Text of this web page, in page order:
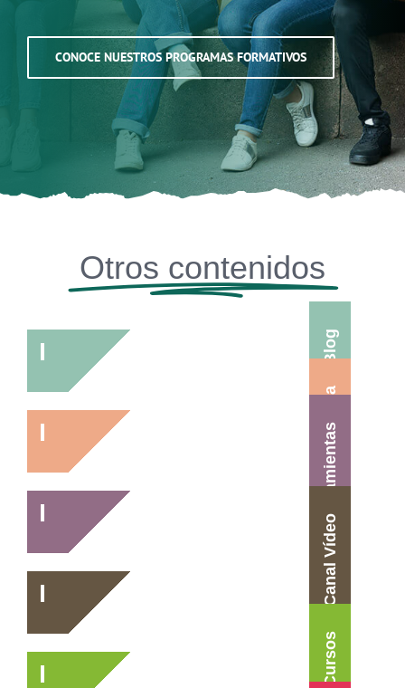
CONOCE NUESTROS PROGRAMAS FORMATIVOS
Otros contenidos
Blog
Agenda
Herramientas
Canal Vídeo
Cursos